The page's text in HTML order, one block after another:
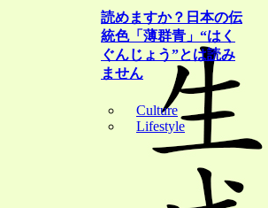
読めますか？日本の伝
統色「薄群青」“はく
ぐんじょう”とは読み
ません
Culture
Lifestyle